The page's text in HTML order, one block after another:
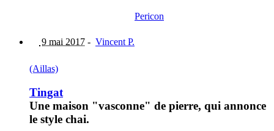
Pericon
9 mai 2017 - Vincent P.
(Aillas)
Tingat
Une maison "vasconne" de pierre, qui annonce
le style chai.